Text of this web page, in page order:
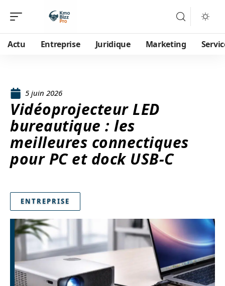
Actu Entreprise Juridique Marketing
5 juin 2026
Vidéoprojecteur LED
bureautique : les
meilleures connectiques
pour PC et dock USB-C
ENTREPRISE